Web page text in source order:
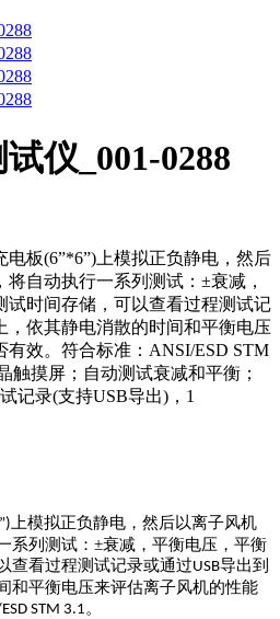
仪_001-0288
板(6”*6”)上模拟正负静电，然后
自动执行一系列测试：±衰减，
试时间存储，可以查看过程测试记
，依其静电消散的时间和平衡电压
效。符合标准：ANSI/ESD STM
触摸屏；自动测试衰减和平衡；
记录(支持USB导出)，1
上模拟正负静电 ， 然后以离子风机
系列测试： ±衰减，平衡电压，平衡
查看过程测试记录或通过USB导出到
和平衡电压来评估离子风机的性能
STM 3.1 。